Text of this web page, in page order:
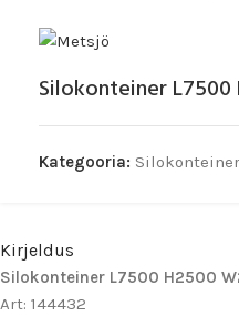
Silokonteiner L7500
Kategooria:
Kirjeldus
Silokonteiner L7500 H2500
Art: 144432